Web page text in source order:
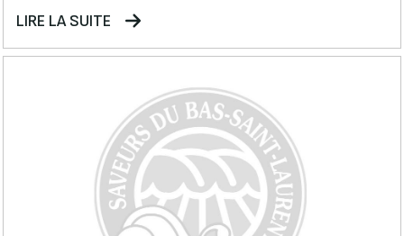
LIRE LA SUITE